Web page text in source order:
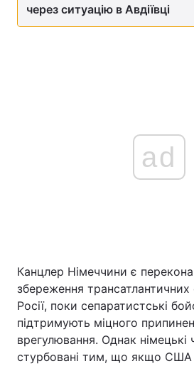
через ситуацію в Авдіївці
ad
Канцлер Німеччини є
збереження
Росії, поки сепаратистські
підтримують міцного
врегулювання. Однак німецькі
стурбовані тим, що якщо